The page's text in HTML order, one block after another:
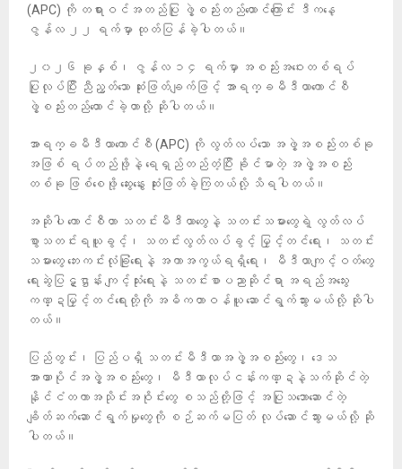
(APC) ကို တရားဝင်အတည်ပြု ဖွဲ့စည်းတည်ထောင်ကြောင်း ဒီကနေ့
ဇွန်လ ၂၂ ရက်မှာ ထုတ်ပြန်ခဲ့ပါတယ်။
၂၀၂၆ ခုနှစ်၊ ဇွန်လ ၁၄ ရက်မှာ အစည်းအဝေးတစ်ရပ်
ပြုလုပ်ပြီး ညီညွတ်သော ဆုံးဖြတ်ချက်ဖြင့် အာရက္ခမီဒီယာကောင်စီ
ဖွဲ့စည်းတည်ထောင်ခဲ့တာလို့ ဆိုပါတယ်။
အာရက္ခမီဒီယာကောင်စီ (APC) ကို လွတ်လပ်သော အဖွဲ့အစည်းတစ်ခု
အဖြစ် ရပ်တည်ဖို့နဲ့ ရေရှည်တည်တံ့ပြီး ခိုင်မာတဲ့ အဖွဲ့အစည်း
တစ်ခု ဖြစ်စေဖို့ ဆွေးနွေး ဆုံးဖြတ်ခဲ့ကြတယ်လို့ သိရပါတယ်။
အဆိုပါ ကောင်စီဟာ သတင်းမီဒီယာတွေနဲ့ သတင်းသမားတွေရဲ့ လွတ်လပ်
စွာသတင်းရယူခွင့်၊ သတင်းလွတ်လပ်ခွင့် မြှင့်တင်ရေး၊ သတင်း
သမားတွေ ဘေးကင်းလုံခြုံရေးနဲ့ အကာအကွယ်ရရှိရေး၊ မီဒီယာကျင့်ဝတ်တွေ
ရေးဆွဲပြဋ္ဌာန်း ကျင့်သုံးရေးနဲ့ သတင်းစာပညာဆိုင်ရာ အရည်အသွေး
ကဏ္ဍမြှင့်တင်ရေးတို့ကို အဓိကတာဝန်ယူ ဆောင်ရွက်သွားမယ်လို့ ဆိုပါ
တယ်။
ပြည်တွင်း၊ ပြည်ပရှိ သတင်းမီဒီယာအဖွဲ့အစည်းတွေ၊ ဒေသ
အာဏာပိုင်အဖွဲ့အစည်းတွေ၊ မီဒီယာလုပ်ငန်းကဏ္ဍနဲ့သက်ဆိုင်တဲ့
နိုင်ငံတကာအသိုင်းအဝိုင်းတွေ စသည်တို့ဖြင့် အပြုသဘောဆောင်တဲ့
ချိတ်ဆက်ဆောင်ရွက်မှုတွေကို စဉ်ဆက်မပြတ် လုပ်ဆောင်သွားမယ်လို့ ဆို
ပါတယ်။